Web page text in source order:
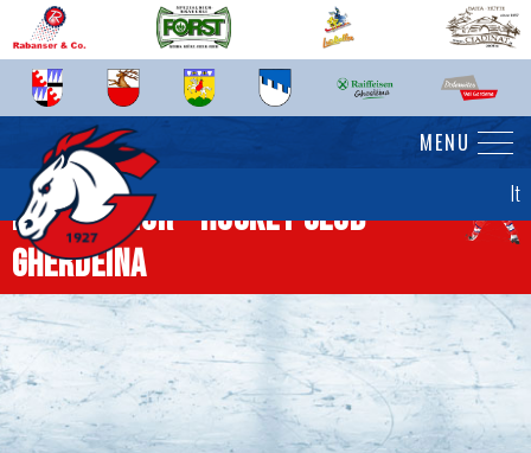
It
MENU
News junior - Hockey Club
Gherdëina